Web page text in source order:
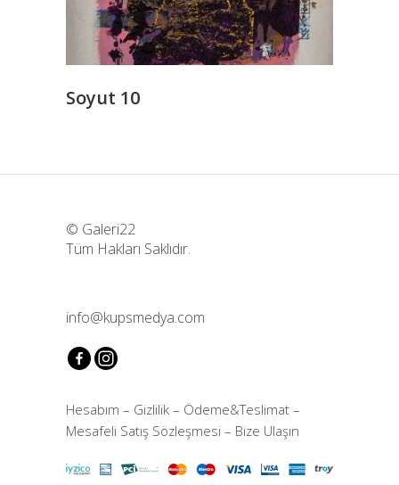
Soyut 10
© Galeri22
Tüm Hakları Saklıdır.
info@kupsmedya.com
Hesabım – Gizlilik – Ödeme&Teslimat –
Mesafeli Satış Sözleşmesi – Bize Ulaşın